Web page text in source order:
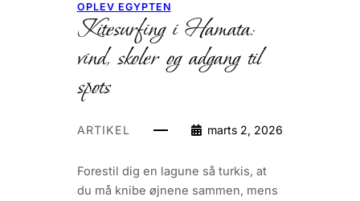
OPLEV EGYPTEN
Kitesurfing i Hamata:
vind, skoler og adgang til
spots
ARTIKEL marts 2, 2026
Forestil dig en lagune så turkis, at
du må knibe øjnene sammen, mens